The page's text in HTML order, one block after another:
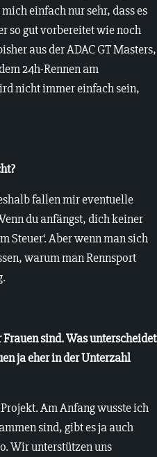
einfach nur sehr, dass es
so gut vorbereitet wie noch
aus der ADAC GT Masters,
24h-Rennen am
nicht immer einfach sein,
fallen mir eventuelle
du anfängst, dich keiner
Steuer‘. Aber wenn man sich
warum man Rennsport
sind. Was unterscheidet
ja eher in der Unterzahl
Am Anfang wusste ich
sind, gibt es ja auch
Wir unterstützen uns